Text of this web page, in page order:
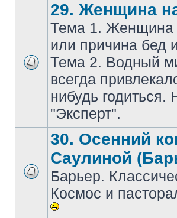
29. Женщина
Тема 1. Женщина
или причина бед
Тема 2. Водный
всегдa
нибудь
"Эксперт".
30. Осенний
Саулиной
Барьер.
Космос и